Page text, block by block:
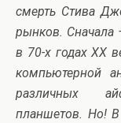
смерть Стива
рынков. Сначала
в 70-х годах ХХ
компьютерной
различных
планшетов. Но!